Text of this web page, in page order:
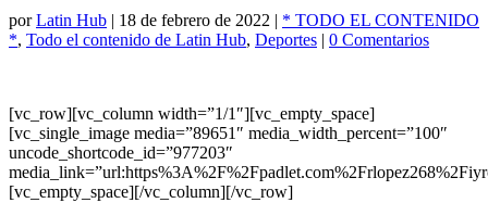
porLatin Hub | 18 de febrero de 2022 | * TODO EL CONTENIDO
*, Todo el contenido de Latin Hub, Deportes | 0 Comentarios
[vc_row][vc_column width=”1/1″][vc_empty_space]
[vc_single_image media=”89651″ media_width_percent=”100″
uncode_shortcode_id=”977203″
[vc_empty_space][/vc_column][/vc_row]